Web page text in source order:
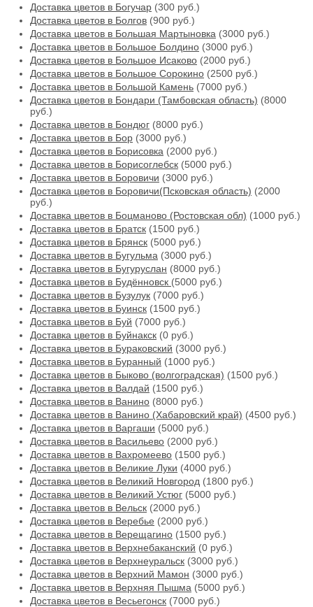
Доставка цветов в Богучар (300 руб.)
Доставка цветов в Болгов (900 руб.)
Доставка цветов в Большая Мартыновка (3000 руб.)
Доставка цветов в Большое Болдино (3000 руб.)
Доставка цветов в Большое Исаково (2000 руб.)
Доставка цветов в Большое Сорокино (2500 руб.)
Доставка цветов в Большой Камень (7000 руб.)
Доставка цветов в Бондари (Тамбовская область) (8000
руб.)
Доставка цветов в Бондюг (8000 руб.)
Доставка цветов в Бор (3000 руб.)
Доставка цветов в Борисовка (2000 руб.)
Доставка цветов в Борисоглебск (5000 руб.)
Доставка цветов в Боровичи (3000 руб.)
Доставка цветов в Боровичи(Псковская область) (2000
руб.)
Доставка цветов в Боцманово (Ростовская обл) (1000 руб.)
Доставка цветов в Братск (1500 руб.)
Доставка цветов в Брянск (5000 руб.)
Доставка цветов в Бугульма (3000 руб.)
Доставка цветов в Бугуруслан (8000 руб.)
Доставка цветов в Будённовск (5000 руб.)
Доставка цветов в Бузулук (7000 руб.)
Доставка цветов в Буинск (1500 руб.)
Доставка цветов в Буй (7000 руб.)
Доставка цветов в Буйнакск (0 руб.)
Доставка цветов в Бураковский (3000 руб.)
Доставка цветов в Буранный (1000 руб.)
Доставка цветов в Быково (волгоградская) (1500 руб.)
Доставка цветов в Валдай (1500 руб.)
Доставка цветов в Ванино (8000 руб.)
Доставка цветов в Ванино (Хабаровский край) (4500 руб.)
Доставка цветов в Варгаши (5000 руб.)
Доставка цветов в Васильево (2000 руб.)
Доставка цветов в Вахромеево (1500 руб.)
Доставка цветов в Великие Луки (4000 руб.)
Доставка цветов в Великий Новгород (1800 руб.)
Доставка цветов в Великий Устюг (5000 руб.)
Доставка цветов в Вельск (2000 руб.)
Доставка цветов в Веребье (2000 руб.)
Доставка цветов в Верещагино (1500 руб.)
Доставка цветов в Верхнебаканский (0 руб.)
Доставка цветов в Верхнеуральск (3000 руб.)
Доставка цветов в Верхний Мамон (3000 руб.)
Доставка цветов в Верхняя Пышма (5000 руб.)
Доставка цветов в Весьегонск (7000 руб.)